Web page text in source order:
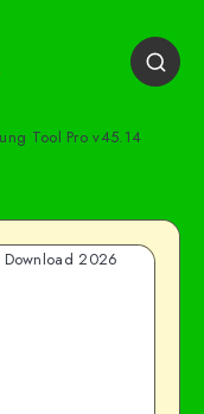
Tool Pro v45.14